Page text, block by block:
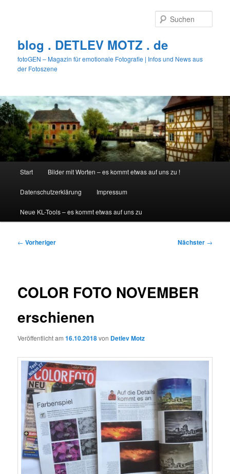
blog . DETLEV MOTZ . de
fotoGEN – Magazin für emotionale Fotografie | Infos und News aus
der Fotoszene
Start Bilder mit Worten – es kommt etwas auf uns zu !
Datenschutzerklärung Impressum
Neue KL-Tools – es kommt etwas auf uns zu
Beitragsnavigation
← Vorheriger Nächster →
COLOR FOTO NOVEMBER
erschienen
Veröffentlicht am16.10.2018von Detlev Motz